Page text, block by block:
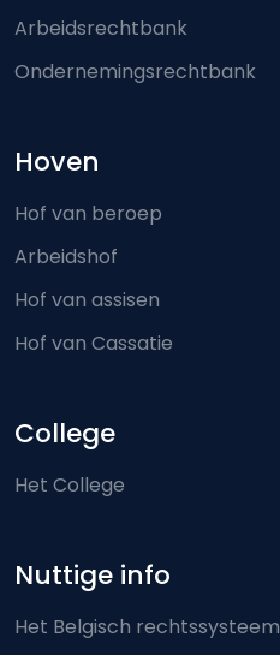
Arbeidsrechtbank
Ondernemingsrechtbank
Hoven
Hof van beroep
Arbeidshof
Hof van assisen
Hof van Cassatie
College
Het College
Nuttige info
Het Belgisch rechtssysteem